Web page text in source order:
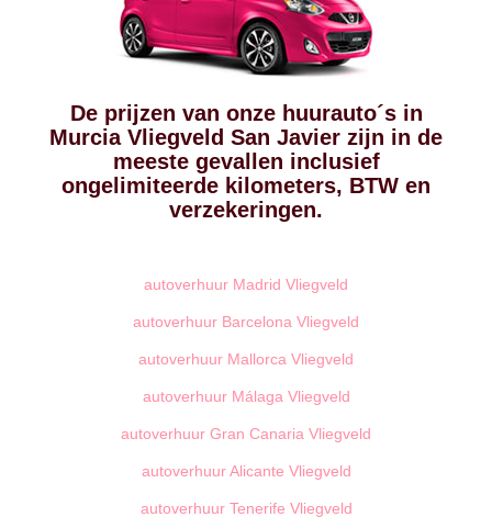
De prijzen van onze huurauto´s in
Murcia Vliegveld San Javier zijn in de
meeste gevallen inclusief
ongelimiteerde kilometers, BTW en
verzekeringen.
autoverhuur Madrid Vliegveld
autoverhuur Barcelona Vliegveld
autoverhuur Mallorca Vliegveld
autoverhuur Málaga Vliegveld
autoverhuur Gran Canaria Vliegveld
autoverhuur Alicante Vliegveld
autoverhuur Tenerife Vliegveld